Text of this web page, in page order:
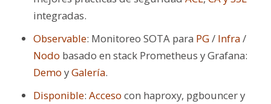
integradas.
Observable: Monitoreo SOTA para PG/ Infra/
Nodo basado en stack Prometheus y Grafana:
Demo yGalería.
Disponible: Acceso con haproxy, pgbouncer y